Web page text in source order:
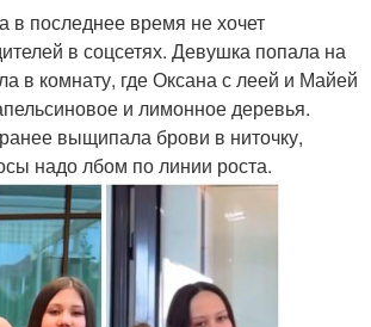
в последнее время не хочет
в соцсетях. Девушка попала на
в комнату, где Оксана с леей и Майей
и лимонное деревья.
выщипала брови в ниточку,
надо лбом по линии роста.